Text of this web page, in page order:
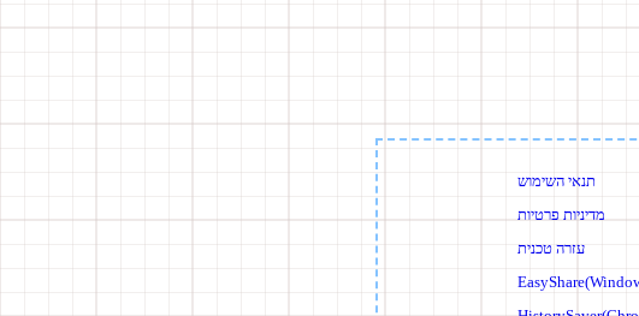
תנאי השימוש
מדיניות פרטיות
עזרה טכנית